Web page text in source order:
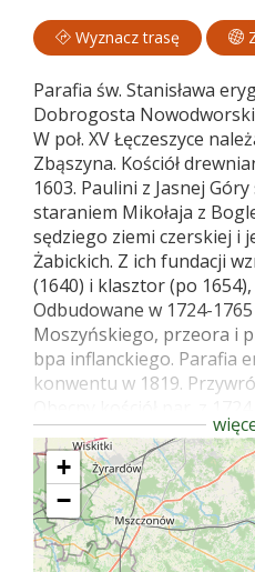
Wyznacz trasę
Parafia św. Stanisława
Dobrogosta
W poł. XV Łęczeszyce
Zbąszyna. Kościół
1603. Paulini z Jasnej
staraniem Mikołaja z
sędziego ziemi czerskiej i
Żabickich. Z ich fundacji
(1640) i klasztor (po 1654),
Odbudowane w 1724-
Moszyńskiego, przeora i
bpa inflanckiego. Parafia
konwentu w 1819.
barokowy, murowany z
jednonawowy. Nawa
prostokąta. Węższe
zamknięte prosto. Fasada
trójosiowa,
toskańskimi, na
+
−